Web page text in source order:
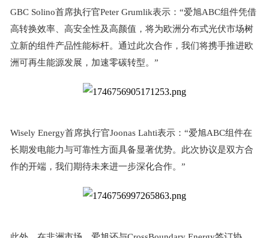
GBC Solino首席执行官Peter Grumlik表示： “爱旭ABC组件凭借
高转换效率、高安全性及高颜值，将为欧洲分布式光伏市场树
立新的组件产品性能标杆。通过此次合作，我们将携手推进欧
洲可再生能源发展，加速零碳转型。 ”
Wisely Energy首席执行官Joonas Lahti表示： “爱旭ABC组件在
长期发电能力与可靠性方面具备显著优势。此次协议是双方合
作的开端，我们期待未来进一步深化合作。 ”